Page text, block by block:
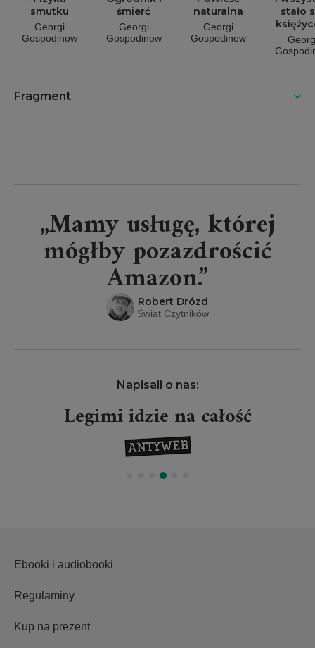
smutku
Georgi
Gospodinow
śmierć
Georgi
Gospodinow
naturalna
Georgi
Gospodinow
stało
Fragment
„Mamy usługę, której
mógłby pozazdrościć
Amazon.”
Robert Drózd
Świat Czytników
Napisali o nas:
Legimi idzie na całość
Ebooki i audiobooki
Regulaminy
Kup na prezent